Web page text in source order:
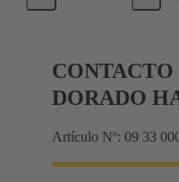
DORADO
Artículo Nº: 09 33